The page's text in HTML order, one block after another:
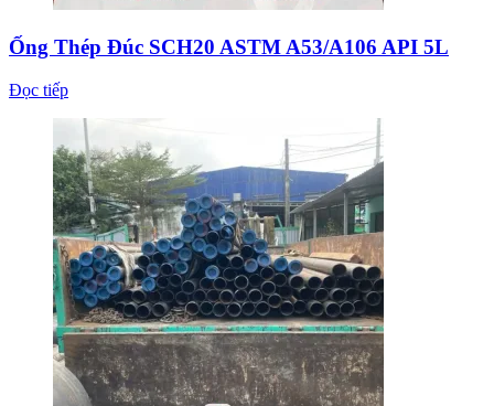
Ống Thép Đúc SCH20 ASTM A53/A106 API 5L
Đọc tiếp